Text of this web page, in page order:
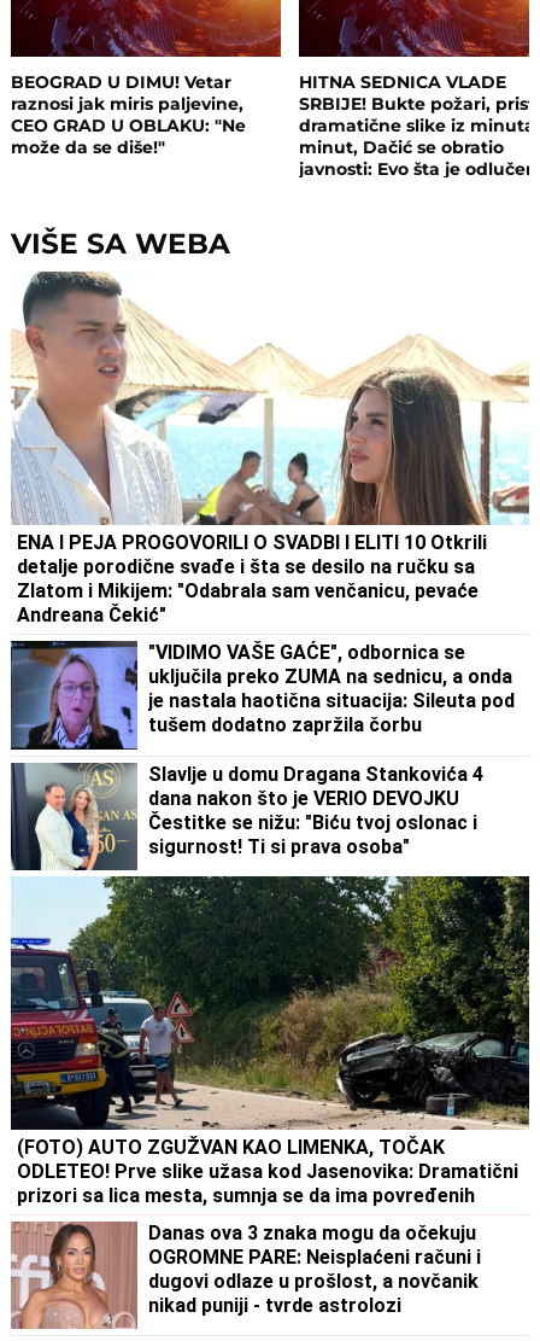
BEOGRAD U DIMU! Vetar
raznosi jak miris paljevine,
CEO GRAD U OBLAKU: "Ne
može da se diše!"
HITNA SEDNICA VLADE
SRBIJE! Bukte požari,
dramatične slike iz minuta
minut, Dačić se obratio
javnosti: Evo šta je
VIŠE SA WEBA
ENA I PEJA PROGOVORILI O SVADBI I ELITI 10 Otkrili
detalje porodične svađe i šta se desilo na ručku sa
Zlatom i Mikijem: "Odabrala sam venčanicu, pevaće
Andreana Čekić"
"VIDIMO VAŠE GAĆE", odbornica se
uključila preko ZUMA na sednicu, a onda
je nastala haotična situacija: Sileuta pod
tušem dodatno zapržila čorbu
Slavlje u domu Dragana Stankovića 4
dana nakon što je VERIO DEVOJKU
Čestitke se nižu: "Biću tvoj oslonac i
sigurnost! Ti si prava osoba"
(FOTO) AUTO ZGUŽVAN KAO LIMENKA, TOČAK
ODLETEO! Prve slike užasa kod Jasenovika: Dramatični
prizori sa lica mesta, sumnja se da ima povređenih
Danas ova 3 znaka mogu da očekuju
OGROMNE PARE: Neisplaćeni računi i
dugovi odlaze u prošlost, a novčanik
nikad puniji - tvrde astrolozi